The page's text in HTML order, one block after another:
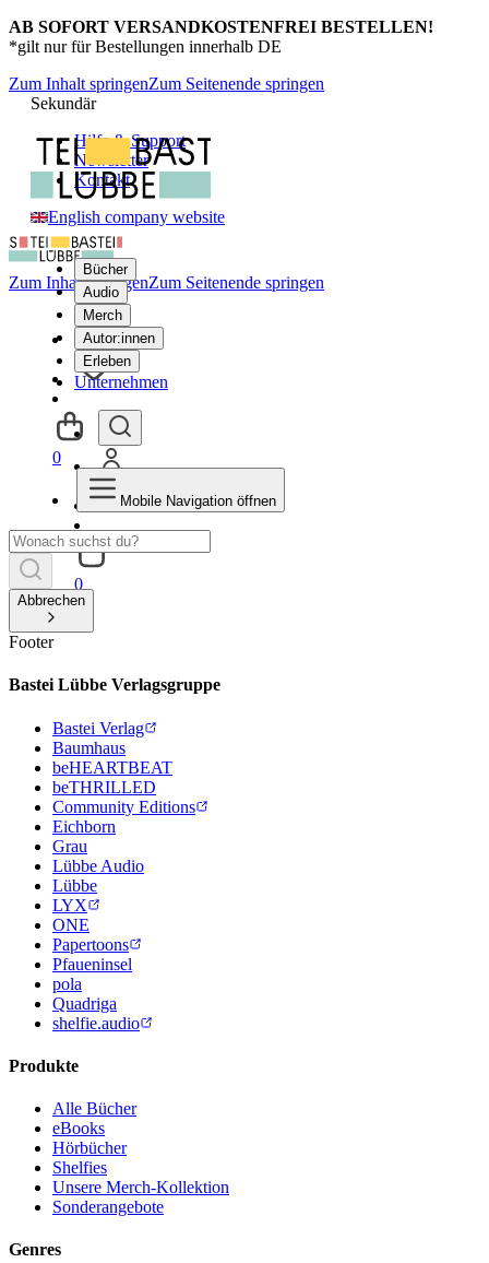
AB SOFORT VERSANDKOSTENFREI BESTELLEN!
*gilt nur für Bestellungen innerhalb DE
Zum Inhalt springenZum Seitenende springen
Sekundär
Hilfe & Support
Newsletter
Kontakt
English company website
Bücher
Audio
Merch
Autor:innen
Erleben
Unternehmen
0
Zum Inhalt springenZum Seitenende springen
0
Mobile Navigation öffnen
Abbrechen
Footer
Bastei Lübbe Verlagsgruppe
Bastei Verlag
Baumhaus
beHEARTBEAT
beTHRILLED
Community Editions
Eichborn
Grau
Lübbe Audio
Lübbe
LYX
ONE
Papertoons
Pfaueninsel
pola
Quadriga
shelfie.audio
Produkte
Alle Bücher
eBooks
Hörbücher
Shelfies
Unsere Merch-Kollektion
Sonderangebote
Genres